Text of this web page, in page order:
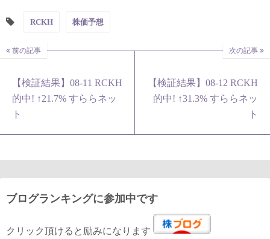
RCKH 株価予想
前の記事
【検証結果】08-11 RCKH
的中! ↑21.7% すららネッ
ト
次の記事
【検証結果】08-12 RCKH
的中! ↑31.3% すららネッ
ト
ブログランキングに参加中です
クリック頂けると励みになります